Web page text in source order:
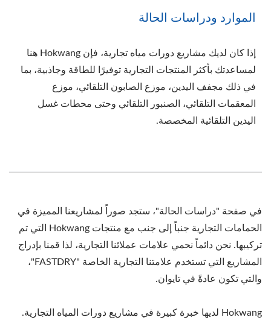
الموارد ودراسات الحالة
إذا كان لديك مشاريع دورات مياه تجارية، فإن Hokwang هنا
لمساعدتك بأكثر المنتجات التجارية توفيرًا للطاقة وجاذبية، بما
في ذلك مجفف اليدين، موزع الصابون التلقائي، موزع
المعقمات التلقائي، الصنبور التلقائي وحتى محطات غسل
اليدين التلقائية المخصصة.
في صفحة "دراسات الحالة"، ستجد صوراً لمشاريعنا المميزة في
الحمامات التجارية جنباً إلى جنب مع منتجات Hokwang التي تم
تركيبها. نحن دائماً نحمي علامات عملائنا التجارية، لذا قمنا بإدراج
المشاريع التي تستخدم علامتنا التجارية الخاصة "FASTDRY"،
والتي تكون عادةً في تايوان.
Hokwang لديها خبرة كبيرة في مشاريع دورات المياه التجارية.